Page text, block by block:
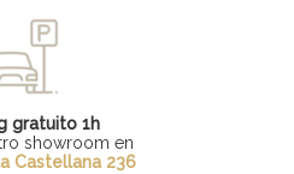
gratuito 1h
showroom en
Castellana 236